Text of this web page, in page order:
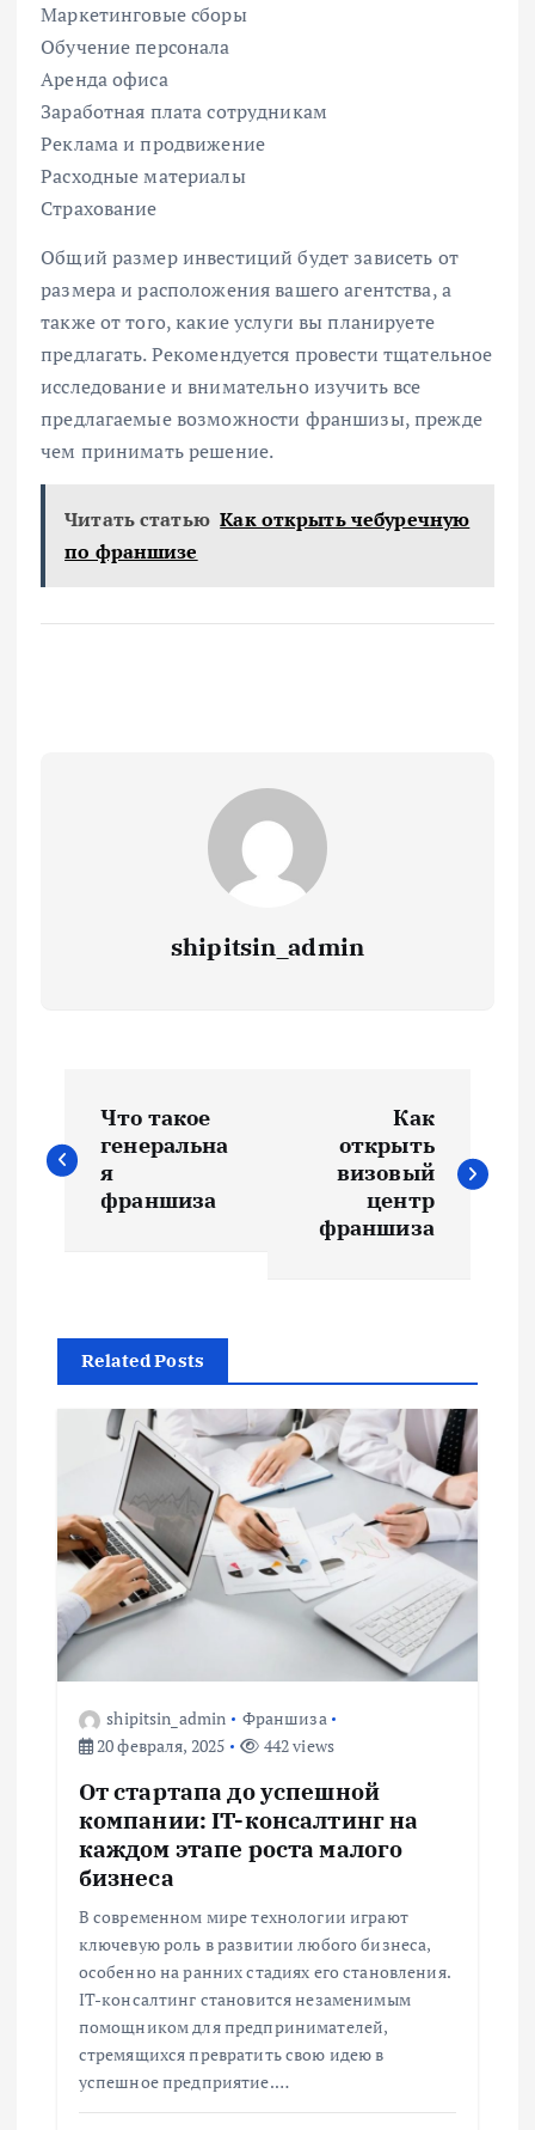
Маркетинговые сборы
Обучение персонала
Аренда офиса
Заработная плата сотрудникам
Реклама и продвижение
Расходные материалы
Страхование
Общий размер инвестиций будет зависеть от
размера и расположения вашего агентства, а
также от того, какие услуги вы планируете
предлагать. Рекомендуется провести тщательное
исследование и внимательно изучить все
предлагаемые возможности франшизы, прежде
чем принимать решение.
Читать статью Как открыть чебуречную
по франшизе
shipitsin_admin
а
г
а
и
я
п
о
Что такое
генеральна
я
франшиза
Как
открыть
визовый
центр
франшиза
Related Posts
shipitsin_admin
Франшиза
20 февраля, 2025
442 views
От стартапа до успешной
компании: IT-консалтинг на
каждом этапе роста малого
бизнеса
В современном мире технологии играют
ключевую роль в развитии любого бизнеса,
особенно на ранних стадиях его становления.
IT-консалтинг становится незаменимым
помощником для предпринимателей,
стремящихся превратить свою идею в
успешное предприятие.…